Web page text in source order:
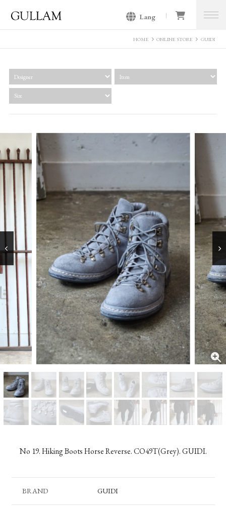
Lang
HOME ONLINE STORE GUIDI
No 19. Hiking Boots Horse Reverse. CO49T(Grey). GUIDI.
BRAND GUIDI